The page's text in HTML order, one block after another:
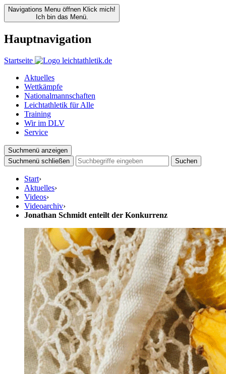
Navigations Menu öffnen Klick mich!
Ich bin das Menü.
Hauptnavigation
Startseite
Aktuelles
Wettkämpfe
Nationalmannschaften
Leichtathletik für Alle
Training
Wir im DLV
Service
Suchmenü anzeigen
Suchmenü schließen
Suchen
Start›
Aktuelles›
Videos›
Videoarchiv›
Jonathan Schmidt enteilt der Konkurrenz